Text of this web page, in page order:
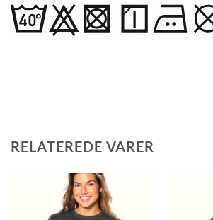
RELATEREDE VARER